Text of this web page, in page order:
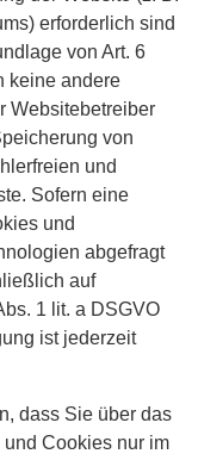
erforderlich sind
von Art. 6
keine andere
Websitebetreiber
von
und
Sofern eine
und
abgefragt
auf
1 lit. a DSGVO
ist jederzeit
dass Sie über das
Cookies nur im